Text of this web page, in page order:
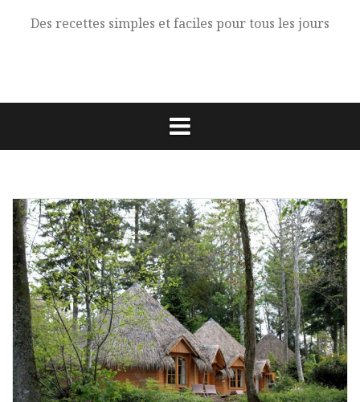
Des recettes simples et faciles pour tous les jours